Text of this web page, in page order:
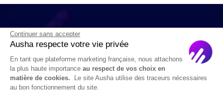
Continuer sans accepter
Ausha respecte votre vie privée
En tant que plateforme marketing française, nous attachons
la plus haute importance au respect de vos choix en
matière de cookies.
Le site Ausha utilise des traceurs nécessaires
au bon fonctionnement du site.